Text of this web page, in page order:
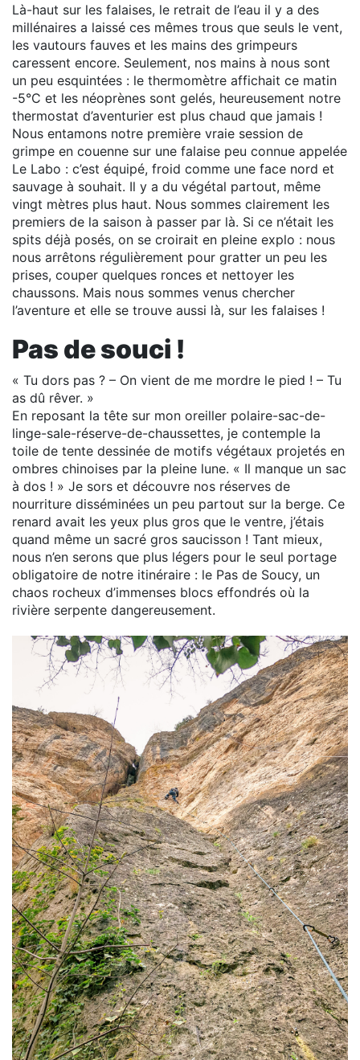
Là-haut sur les falaises, le retrait de l’eau il y a des
millénaires a laissé ces mêmes trous que seuls le vent,
les vautours fauves et les mains des grimpeurs
caressent encore. Seulement, nos mains à nous sont
un peu esquintées : le thermomètre affichait ce matin
-5°C et les néoprènes sont gelés, heureusement notre
thermostat d’aventurier est plus chaud que jamais !
Nous entamons notre première vraie session de
grimpe en couenne sur une falaise peu connue appelée
Le Labo : c’est équipé, froid comme une face nord et
sauvage à souhait. Il y a du végétal partout, même
vingt mètres plus haut. Nous sommes clairement les
premiers de la saison à passer par là. Si ce n’était les
spits déjà posés, on se croirait en pleine explo : nous
nous arrêtons régulièrement pour gratter un peu les
prises, couper quelques ronces et nettoyer les
chaussons. Mais nous sommes venus chercher
l’aventure et elle se trouve aussi là, sur les falaises !
Pas de souci !
« Tu dors pas ? – On vient de me mordre le pied ! – Tu
as dû rêver. »
En reposant la tête sur mon oreiller polaire-sac-de-
linge-sale-réserve-de-chaussettes, je contemple la
toile de tente dessinée de motifs végétaux projetés en
ombres chinoises par la pleine lune. « Il manque un sac
à dos ! » Je sors et découvre nos réserves de
nourriture disséminées un peu partout sur la berge. Ce
renard avait les yeux plus gros que le ventre, j’étais
quand même un sacré gros saucisson ! Tant mieux,
nous n’en serons que plus légers pour le seul portage
obligatoire de notre itinéraire : le Pas de Soucy, un
chaos rocheux d’immenses blocs effondrés où la
rivière serpente dangereusement.